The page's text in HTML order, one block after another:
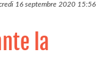
16 septembre 202015:56
la